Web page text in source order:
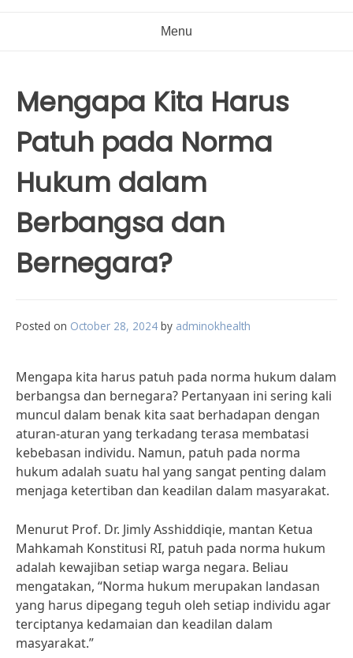
Menu
Mengapa Kita Harus
Patuh pada Norma
Hukum dalam
Berbangsa dan
Bernegara?
Posted on October 28, 2024 by adminokhealth
Mengapa kita harus patuh pada norma hukum dalam
berbangsa dan bernegara? Pertanyaan ini sering kali
muncul dalam benak kita saat berhadapan dengan
aturan-aturan yang terkadang terasa membatasi
kebebasan individu. Namun, patuh pada norma
hukum adalah suatu hal yang sangat penting dalam
menjaga ketertiban dan keadilan dalam masyarakat.
Menurut Prof. Dr. Jimly Asshiddiqie, mantan Ketua
Mahkamah Konstitusi RI, patuh pada norma hukum
adalah kewajiban setiap warga negara. Beliau
mengatakan, “Norma hukum merupakan landasan
yang harus dipegang teguh oleh setiap individu agar
terciptanya kedamaian dan keadilan dalam
masyarakat.”